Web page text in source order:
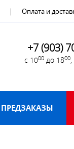
Оплата и
+7 (903)
с 1000 до 1800
ПРЕДЗАКАЗЫ